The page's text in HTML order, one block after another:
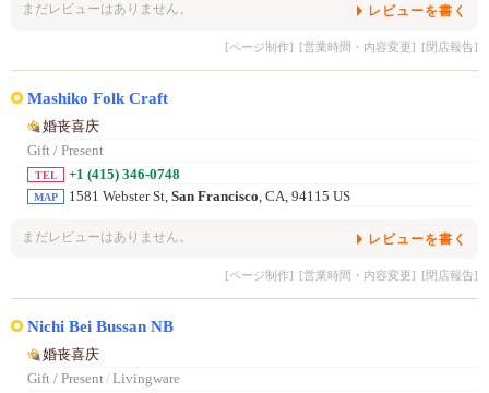
まだレビューはありません。 レビューを書く
[ページ制作] [営業時間・内容変更] [閉店報告]
Mashiko Folk Craft
婚丧喜庆
Gift / Present
TEL +1 (415) 346-0748
MAP 1581 Webster St, San Francisco, CA, 94115 US
まだレビューはありません。 レビューを書く
[ページ制作] [営業時間・内容変更] [閉店報告]
Nichi Bei Bussan NB
婚丧喜庆
Gift / Present/ Livingware